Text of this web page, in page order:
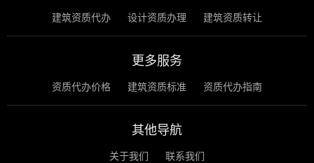
建筑资质代办 设计资质办理 建筑资质转让
更多服务
资质代办价格 建筑资质标准 资质代办指南
其他导航
关于我们 联系我们